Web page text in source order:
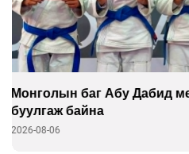
Б.Учрал, Ё.Пүрэвдаш нар
хүрэл медаль хүртэв
2026-08-06